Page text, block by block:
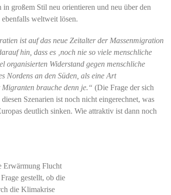
großem Stil neu orientieren und neu über den
weltweit lösen.
ist auf das neue Zeitalter der Massenmigration
hin, dass es ‚noch nie so viele menschliche
organisierten Widerstand gegen menschliche
Nordens an den Süden, als eine Art
brauche denn je.“ (Die Frage der sich
Szenarien ist noch nicht eingerechnet, was
deutlich sinken. Wie attraktiv ist dann noch
Erwärmung Flucht
gestellt, ob die
die Klimakrise